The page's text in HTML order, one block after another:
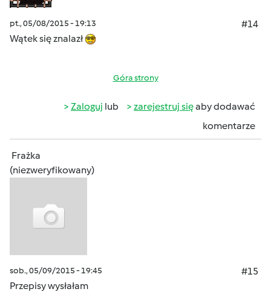
pt., 05/08/2015 - 19:13
#14
Wątek się znalazł
Góra strony
Zaloguj lub zarejestruj sięaby dodawać
komentarze
Frażka
(niezweryfikowany)
sob., 05/09/2015 - 19:45
#15
Przepisy wysłałam